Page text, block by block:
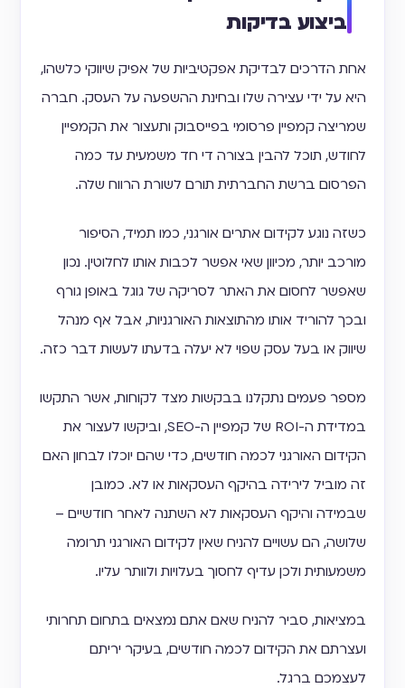
וביצוע בדיקות
אחת הדרכים לבדיקת אפקטיביות של אפיק שיווקי כלשהו,
היא על ידי עצירה שלו ובחינת ההשפעה על העסק. חברה
שמריצה קמפיין פרסומי בפייסבוק ותעצור את הקמפיין
לחודש, תוכל להבין בצורה די חד משמעית עד כמה
הפרסום ברשת החברתית תורם לשורת הרווח שלה.
כשזה נוגע לקידום אתרים אורגני, כמו תמיד, הסיפור
מורכב יותר, מכיוון שאי אפשר לכבות אותו לחלוטין. נכון
שאפשר לחסום את האתר לסריקה של גוגל באופן גורף
ובכך להוריד אותו מהתוצאות האורגניות, אבל אף מנהל
שיווק או בעל עסק שפוי לא יעלה בדעתו לעשות דבר כזה.
מספר פעמים נתקלנו בבקשות מצד לקוחות, אשר התקשו
במדידת ה-ROI של קמפיין ה-SEO, וביקשו לעצור את
הקידום האורגני לכמה חודשים, כדי שהם יוכלו לבחון האם
זה מוביל לירידה בהיקף העסקאות או לא. כמובן
שבמידה והיקף העסקאות לא השתנה לאחר חודשיים –
שלושה, הם עשויים להניח שאין לקידום האורגני תרומה
משמעותית ולכן עדיף לחסוך בעלויות ולוותר עליו.
במציאות, סביר להניח שאם אתם נמצאים בתחום תחרותי
ועצרתם את הקידום לכמה חודשים, בעיקר יריתם
לעצמכם ברגל.